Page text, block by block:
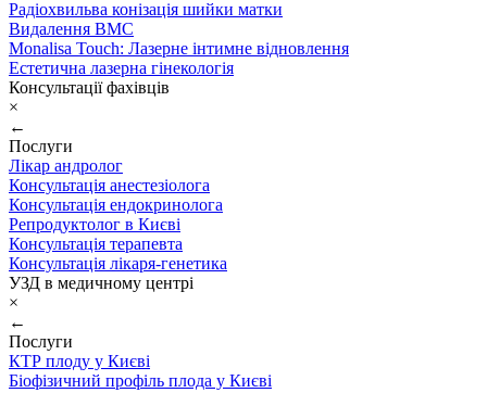
Радіохвильва конізація шийки матки
Видалення ВМС
Monalisa Touch: Лазерне інтимне відновлення
Естетична лазерна гінекологія
Консультації фахівців
×
←
Послуги
Лікар андролог
Консультація анестезіолога
Консультація ендокринолога
Репродуктолог в Києві
Консультація терапевта
Консультація лікаря-генетика
УЗД в медичному центрі
×
←
Послуги
КТР плоду у Києві
Біофізичний профіль плода у Києві